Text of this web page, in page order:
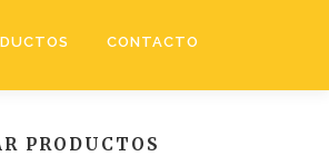
CONTACTO
PRODUCTOS